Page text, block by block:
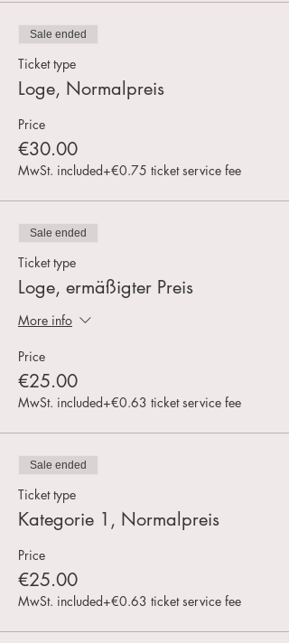
Sale ended
Ticket type
Loge, Normalpreis
Price
€30.00
MwSt. included+€0.75 ticket service fee
Sale ended
Ticket type
Loge, ermäßigter Preis
More info
Price
€25.00
MwSt. included+€0.63 ticket service fee
Sale ended
Ticket type
Kategorie 1, Normalpreis
Price
€25.00
MwSt. included+€0.63 ticket service fee